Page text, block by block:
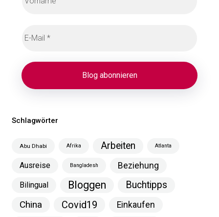
Schlagwörter
Abu Dhabi Afrika Arbeiten Atlanta
Ausreise Bangladesh Beziehung
Bilingual Bloggen
Buchtipps
China
Covid19 Einkaufen